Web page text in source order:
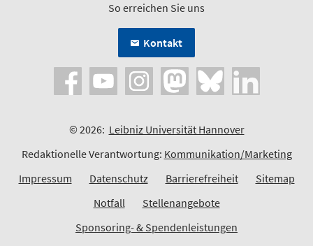
So erreichen Sie uns
Kontakt
© 2026: Leibniz Universität Hannover
Redaktionelle Verantwortung: Kommunikation/Marketing
Impressum
Datenschutz Barrierefreiheit
Sitemap
Notfall
Stellenangebote
Sponsoring- & Spendenleistungen